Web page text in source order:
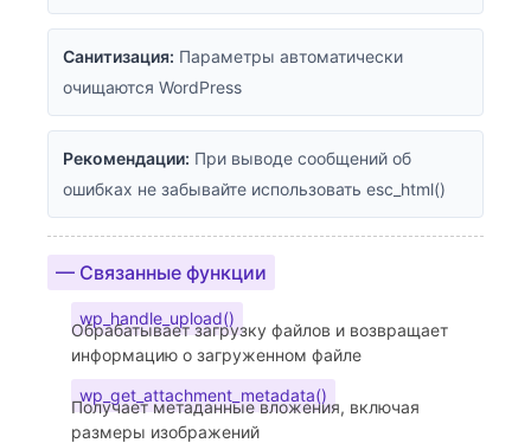
Санитизация: Параметры автоматически
очищаются WordPress
Рекомендации: При выводе сообщений об
ошибках не забывайте использовать esc_html()
— Связанные функции
wp_handle_upload()
Обрабатывает загрузку файлов и возвращает
информацию о загруженном файле
wp_get_attachment_metadata()
Получает метаданные вложения, включая
размеры изображений